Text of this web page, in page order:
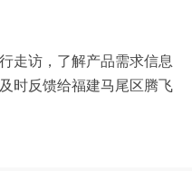
走访，了解产品需求信息
时反馈给福建马尾区腾飞